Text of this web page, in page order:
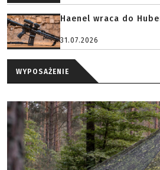
Haenel wraca do
31.07.2026
WYPOSAŻENIE